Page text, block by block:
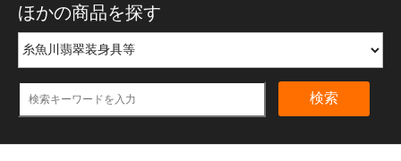
ほかの商品を探す
検索